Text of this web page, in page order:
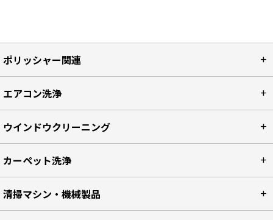
ポリッシャー関連
エアコン洗浄
ウインドウクリーニング
カーペット洗浄
清掃マシン・機械製品